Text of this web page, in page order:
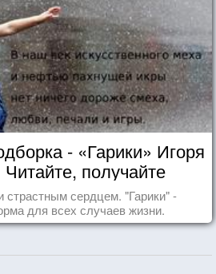
- «Гарики» Игоря
получайте
страстным сердцем. "Гарики" -
для всех случаев жизни.